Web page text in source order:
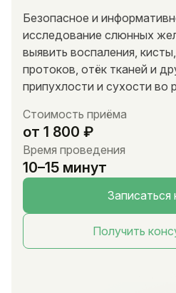
Безопасное и
исследование слюнных
выявить воспаления,
протоков, отёк тканей и
припухлости и сухости во
Стоимость приёма
от 1 800 ₽
Время проведения
10–15 минут
Записаться
Получить